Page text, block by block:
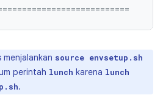
menjalankan source envsetup.sh
perintah lunch karena lunch
.